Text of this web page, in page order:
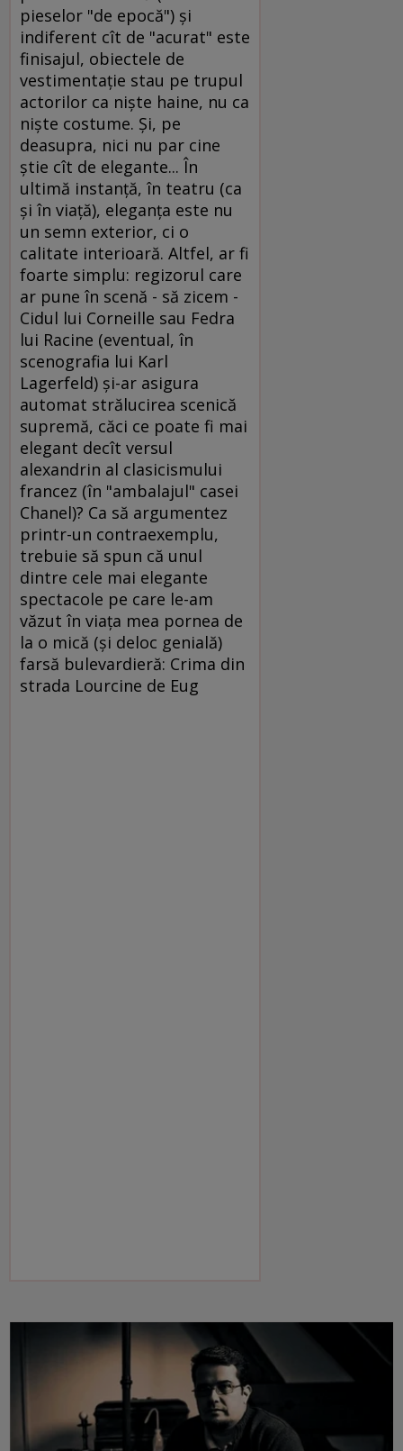
pieselor "de epocă") şi
indiferent cît de "acurat" este
finisajul, obiectele de
vestimentaţie stau pe trupul
actorilor ca nişte haine, nu ca
nişte costume. Şi, pe
deasupra, nici nu par cine
ştie cît de elegante... În
ultimă instanţă, în teatru (ca
şi în viaţă), eleganţa este nu
un semn exterior, ci o
calitate interioară. Altfel, ar fi
foarte simplu: regizorul care
ar pune în scenă - să zicem -
Cidul lui Corneille sau Fedra
lui Racine (eventual, în
scenografia lui Karl
Lagerfeld) şi-ar asigura
automat strălucirea scenică
supremă, căci ce poate fi mai
elegant decît versul
alexandrin al clasicismului
francez (în "ambalajul" casei
Chanel)? Ca să argumentez
printr-un contraexemplu,
trebuie să spun că unul
dintre cele mai elegante
spectacole pe care le-am
văzut în viaţa mea pornea de
la o mică (şi deloc genială)
farsă bulevardieră: Crima din
strada Lourcine de Eug